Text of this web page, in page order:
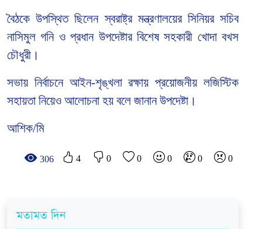
বৈঠকে উপস্থিত ছিলেন স্বরাষ্ট্র মন্ত্রণালয়ের সিনিয়র সচিব
নাসিমুল গনি ও প্রধান উপদেষ্টার বিশেষ সহকারী খোদা বখস
চৌধুরী।
সভায় নির্বাচনে আইন-শৃঙ্খলা রক্ষায় প্রয়োজনীয় লজিস্টিক
সহায়তা নিয়েও আলোচনা হয় বলে জানান উপদেষ্টা।
আশিক/মি
306 4 0 0 0 0 0
মতামত দিন